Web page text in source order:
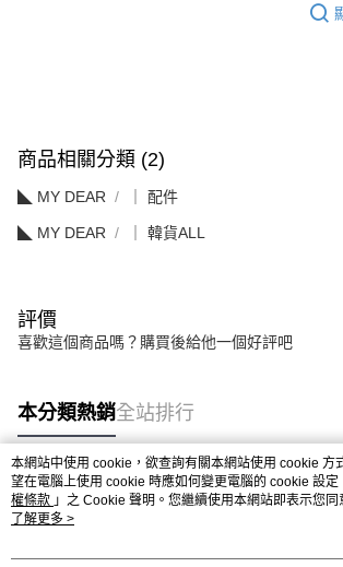
商品相關分類 (2)
◣ MY DEAR ｜ 配件
◣ MY DEAR ｜ 韓貨ALL
評價
喜歡這個商品嗎？購買後給他一個好評吧
本分類熱銷全站排行
熱門標籤
本網站中使用 cookie，欲查詢有關本網站使用 cookie 方
望在電腦上使用 cookie 時應如何變更電腦的 cookie 設定
權條款 」之 Cookie 聲明。您繼續使用本網站即表示您
用條款之 Cookie 聲明使用 cookie。
了解更多 >